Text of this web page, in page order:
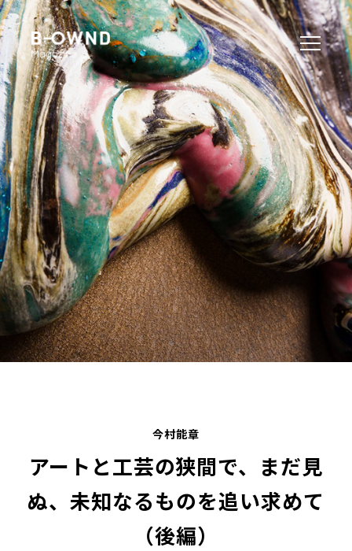
今村能章
アートと工芸の狭間で、まだ見
ぬ、未知なるものを追い求めて
（後編）